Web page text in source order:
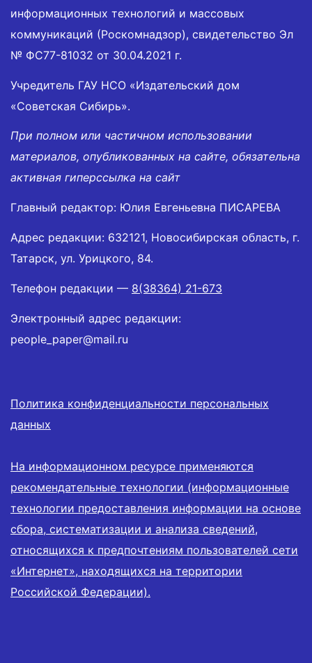
информационных технологий и массовых
коммуникаций (Роскомнадзор), свидетельство Эл
№ ФС77-81032 от 30.04.2021 г.
Учредитель ГАУ НСО «Издательский дом
«Советская Сибирь».
При полном или частичном использовании
материалов, опубликованных на сайте, обязательна
активная гиперссылка на сайт
Главный редактор: Юлия Евгеньевна ПИСАРЕВА
Адрес редакции: 632121, Новосибирская область, г.
Татарск, ул. Урицкого, 84.
Телефон редакции — 8(38364) 21-673
Электронный адрес редакции:
people_paper@mail.ru
Политика конфиденциальности персональных
данных
На информационном ресурсе применяются
рекомендательные технологии (информационные
технологии предоставления информации на основе
сбора, систематизации и анализа сведений,
относящихся к предпочтениям пользователей сети
«Интернет», находящихся на территории
Российской Федерации).